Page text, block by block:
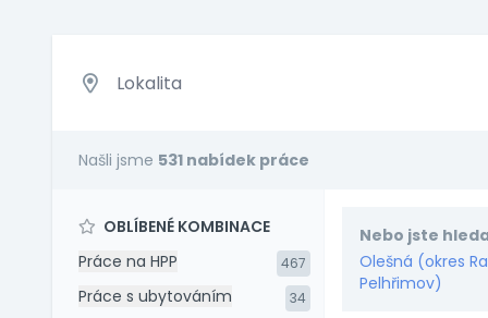
Našli jsme 531 nabídek práce
OBLÍBENÉ KOMBINACE
Práce na HPP
467
Práce s ubytováním 34
Nebo jste
Olešná (okres
Pelhřimov)